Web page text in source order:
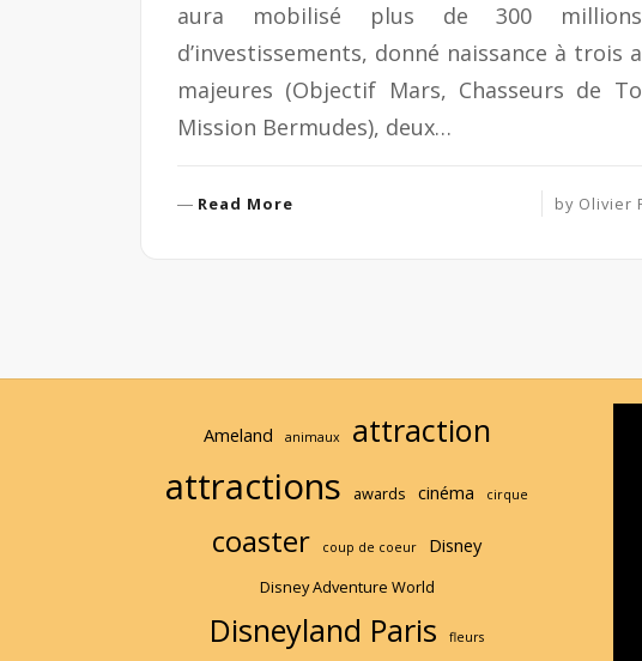
aura mobilisé plus de 300 millions
d’investissements, donné naissance à trois
majeures (Objectif Mars, Chasseurs de
Mission Bermudes), deux…
Read More by Olivier
Ameland animaux attraction
attractions awards cinéma cirque
coaster coup de coeur Disney
Disney Adventure World
Disneyland Paris fleurs